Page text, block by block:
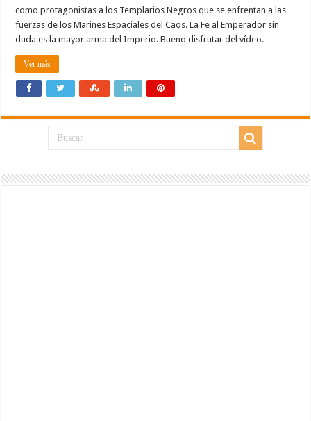
como protagonistas a los Templarios Negros que se enfrentan a las
fuerzas de los Marines Espaciales del Caos. La Fe al Emperador sin
duda es la mayor arma del Imperio. Bueno disfrutar del vídeo.
Ver más